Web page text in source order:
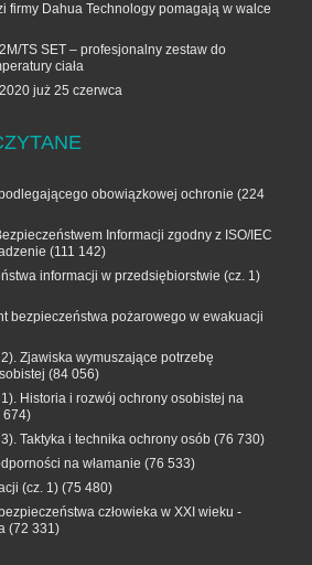
firmy Dahua Technology pomagają w walce
TS SET – profesjonalny zestaw do
ciała
już 25 czerwca
obowiązkowej ochronie (224
Informacji zgodny z ISO/IEC
(111 142)
informacji w przedsiębiorstwie (cz. 1)
bezpieczeństwa pożarowego w ewakuacji
Zjawiska wymuszające potrzebę
(84 056)
Historia i rozwój ochrony osobistej na
674)
Taktyka i technika ochrony osób (76 730)
na włamanie (76 533)
(cz. 1) (75 480)
człowieka w XXI wieku -
(72 331)